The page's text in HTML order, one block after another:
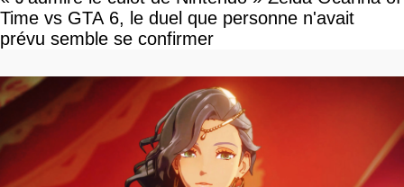
Time vs GTA 6, le duel que personne n'avait
prévu semble se confirmer